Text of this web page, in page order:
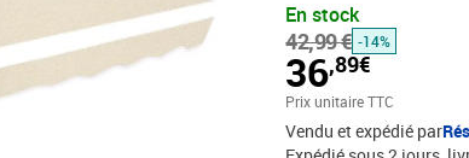
haut de rechange de
crèmeDimensions
cadre d'auvent
PURésistance aux UV
poussièreCadre non
cantonnière
En stock
42,99 € -14%
36,89€
Prix unitaire TTC
Vendu et expédié par